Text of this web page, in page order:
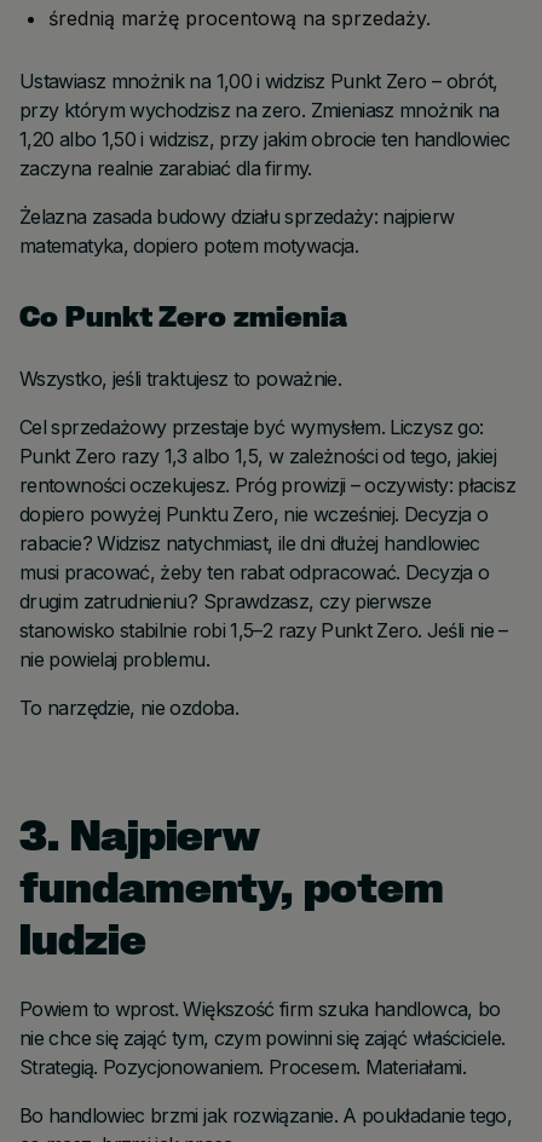
średnią marżę procentową na sprzedaży.
Ustawiasz mnożnik na 1,00 i widzisz Punkt Zero – obrót,
przy którym wychodzisz na zero. Zmieniasz mnożnik na
1,20 albo 1,50 i widzisz, przy jakim obrocie ten handlowiec
zaczyna realnie zarabiać dla firmy.
Żelazna zasada budowy działu sprzedaży: najpierw
matematyka, dopiero potem motywacja.
Co Punkt Zero zmienia
Wszystko, jeśli traktujesz to poważnie.
Cel sprzedażowy przestaje być wymysłem. Liczysz go:
Punkt Zero razy 1,3 albo 1,5, w zależności od tego, jakiej
rentowności oczekujesz. Próg prowizji – oczywisty: płacisz
dopiero powyżej Punktu Zero, nie wcześniej. Decyzja o
rabacie? Widzisz natychmiast, ile dni dłużej handlowiec
musi pracować, żeby ten rabat odpracować. Decyzja o
drugim zatrudnieniu? Sprawdzasz, czy pierwsze
stanowisko stabilnie robi 1,5–2 razy Punkt Zero. Jeśli nie –
nie powielaj problemu.
To narzędzie, nie ozdoba.
3. Najpierw
fundamenty, potem
ludzie
Powiem to wprost. Większość firm szuka handlowca, bo
nie chce się zająć tym, czym powinni się zająć właściciele.
Strategią. Pozycjonowaniem. Procesem. Materiałami.
Bo handlowiec brzmi jak rozwiązanie. A poukładanie tego,